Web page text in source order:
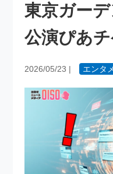
東京ガー
公演ぴあ
2026/05/23 | エンタ